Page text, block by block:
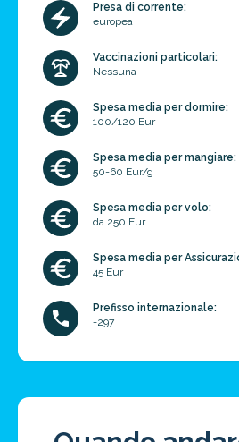
Presa di corrente:
europea
Vaccinazioni particolari:
Nessuna
Spesa media per dormire:
100/120 Eur
Spesa media per mangiare:
50-60 Eur/g
Spesa media per volo:
da 250 Eur
Spesa media per
45 Eur
Prefisso internazionale:
+297